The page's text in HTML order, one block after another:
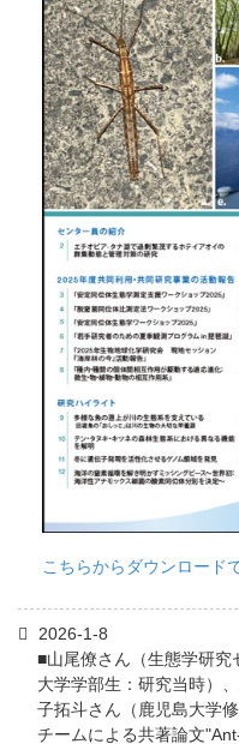
こちらからダウンロード
2026-1-8
■山尾僚さん（生態学研
大学学部生：研究当時）
子拓斗さん（鹿児島大学
チームによる共著論文